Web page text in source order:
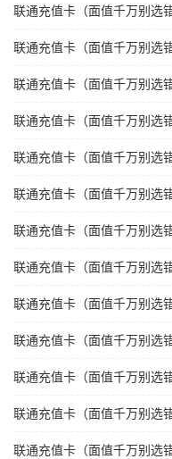
联通充值卡（面值千万别选
联通充值卡（面值千万别选
联通充值卡（面值千万别选
联通充值卡（面值千万别选
联通充值卡（面值千万别选
联通充值卡（面值千万别选
联通充值卡（面值千万别选
联通充值卡（面值千万别选
联通充值卡（面值千万别选
联通充值卡（面值千万别选
联通充值卡（面值千万别选
联通充值卡（面值千万别选
联通充值卡（面值千万别选